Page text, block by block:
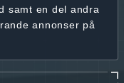
samt en del andra
annonser på